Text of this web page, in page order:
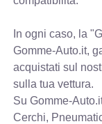
In ogni caso, la
Gomme-Auto.it,
acquistati sul
sulla tua vettura.
Su Gomme-
Cerchi,